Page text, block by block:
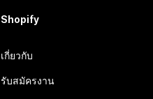
Shopify
เกี่ยวกับ
รับสมัครงาน